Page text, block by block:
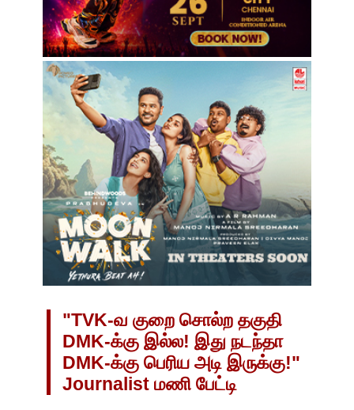
"TVK-வ குறை சொல்ற தகுதி
DMK-க்கு இல்ல! இது நடந்தா
DMK-க்கு பெரிய அடி இருக்கு!"
Journalist மணி பேட்டி